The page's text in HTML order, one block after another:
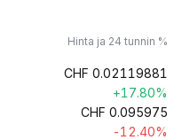
Hinta ja 24 tunnin %
CHF 0.02119881
+17.80%
CHF 0.095975
-12.40%